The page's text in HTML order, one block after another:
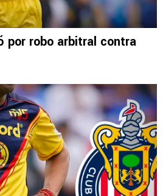
por robo arbitral contra